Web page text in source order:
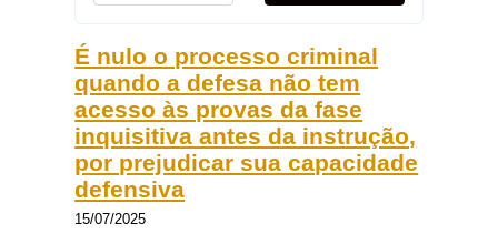
É nulo o processo criminal
quando a defesa não tem
acesso às provas da fase
inquisitiva antes da instrução,
por prejudicar sua capacidade
defensiva
15/07/2025